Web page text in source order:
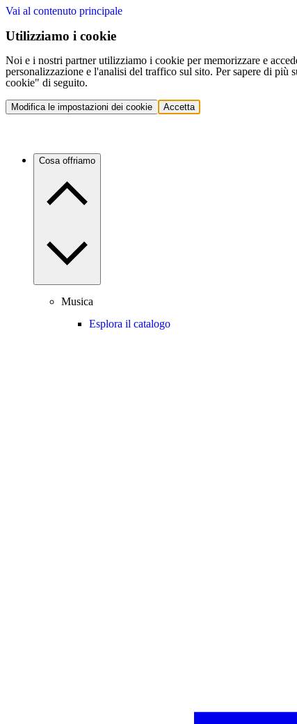
Vai al contenuto principale
Utilizziamo i cookie
Noi e i nostri partner utilizziamo i cookie per memorizzare e
personalizzazione e l'analisi del traffico sul sito. Per sapere di
cookie" di seguito.
Modifica le impostazioni dei cookie Accetta
Cosa offriamo
Musica
Esplora il catalogo